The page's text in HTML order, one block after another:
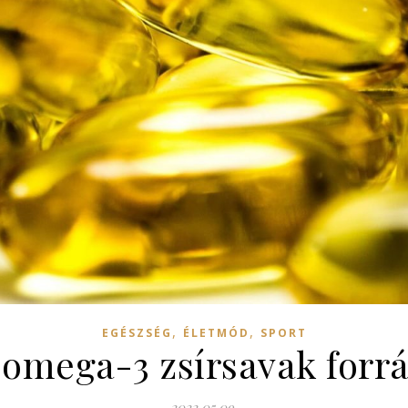
EGÉSZSÉG , ÉLETMÓD , SPORT
3 zsírsavak